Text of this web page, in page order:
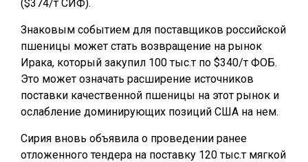
($374/т СИФ).
Знаковым событием для поставщиков российской
пшеницы может стать возвращение на рынок
Ирака, который закупил 100 тыс.т по $340/т ФОБ.
Это может означать расширение источников
поставки качественной пшеницы на этот рынок и
ослабление доминирующих позиций США на нем.
Сирия вновь объявила о проведении ранее
отложенного тендера на поставку 120 тыс.т мягкой